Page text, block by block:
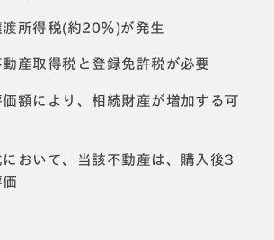
所得税(約20％)が発生
産取得税と登録免許税が必要
額により、相続財産が増加する可
おいて、当該不動産は、購入後3